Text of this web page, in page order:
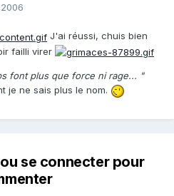
J'ai réussi, chuis bien
failli virer
font plus que force ni rage... "
je ne sais plus le nom.
se connecter pour